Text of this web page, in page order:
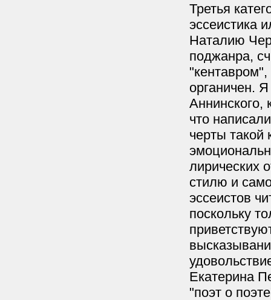
Третья
эссеистика
Наталию
поджанра,
"кентавром",
органичен.
Аннинского,
что
черты такой
лирических
стилю и
эссеистов
поскольку
Екатерина
"поэт о